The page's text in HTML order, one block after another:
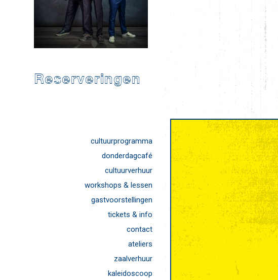
Reserveringen
cultuurprogramma
donderdagcafé
cultuurverhuur
workshops & lessen
gastvoorstellingen
tickets & info
contact
ateliers
zaalverhuur
kaleidoscoop